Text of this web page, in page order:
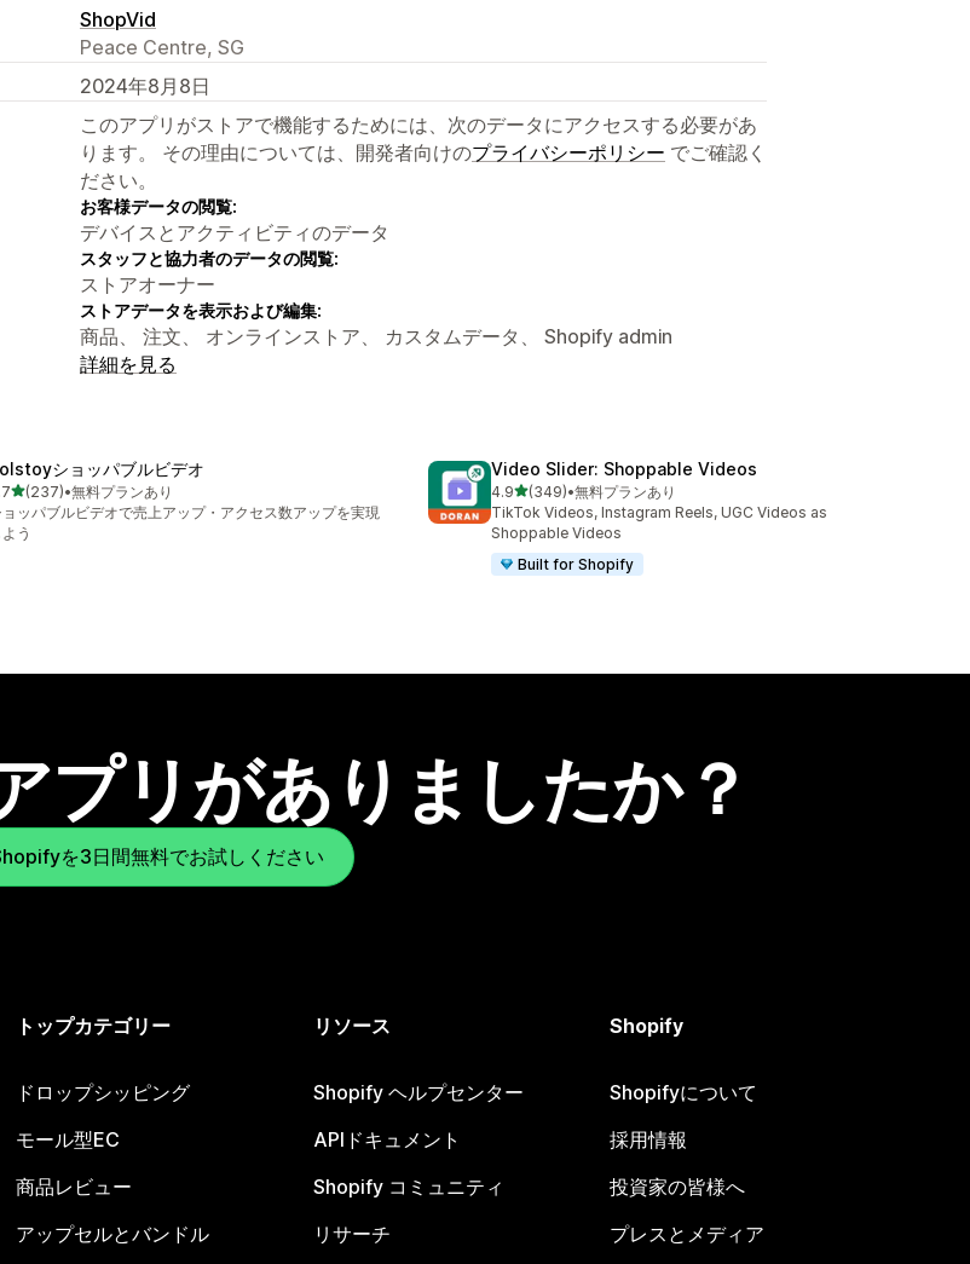
ShopVid
Peace Centre, SG
2024年8月8日
このアプリがストアで機能するためには、次のデータにアクセスする必要があ
ります。 その理由については、開発者向けのプライバシーポリシー でご確認く
ださい。
お客様データの閲覧:
デバイスとアクティビティのデータ
スタッフと協力者のデータの閲覧:
ストアオーナー
ストアデータを表示および編集:
商品、 注文、 オンラインストア、 カスタムデータ、 Shopify admin
詳細を見る
ショッパブルビデオ
5つ星中
(237)
レビュー数：237件
•無料プランあり
ョッパブルビデオで売上アップ・アクセス数アップを実現
よう
Video Slider: Shoppable Videos
4.95つ星中
(349)
合計レビュー数：349件
•無料プランあり
TikTok Videos, Instagram Reels, UGC Videos as
Shoppable Videos
Built for Shopify
プリがありましたか？
を3日間無料でお試しください
トップカテゴリー
ドロップシッピング
モール型EC
商品レビュー
アップセルとバンドル
リソース
Shopify ヘルプセンター
APIドキュメント
Shopify コミュニティ
リサーチ
Shopify
Shopifyについて
採用情報
投資家の皆様へ
プレスとメディア